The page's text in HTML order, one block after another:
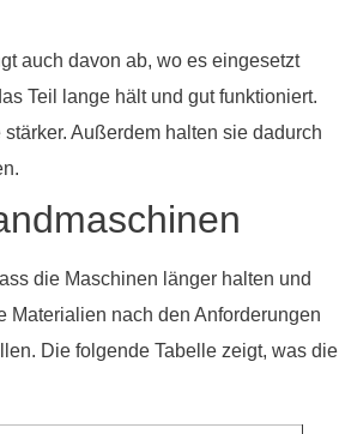
auch davon ab, wo es eingesetzt
Teil lange hält und gut funktioniert.
Außerdem halten sie dadurch
die Maschinen länger halten und
Materialien nach den Anforderungen
Die folgende Tabelle zeigt, was die